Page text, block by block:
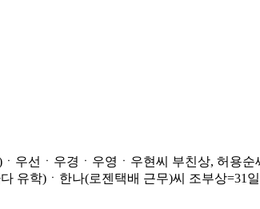
선ㆍ우경ㆍ우영ㆍ우현씨 부친상, 허용
학)ㆍ한나(로젠택배 근무)씨 조부상=31